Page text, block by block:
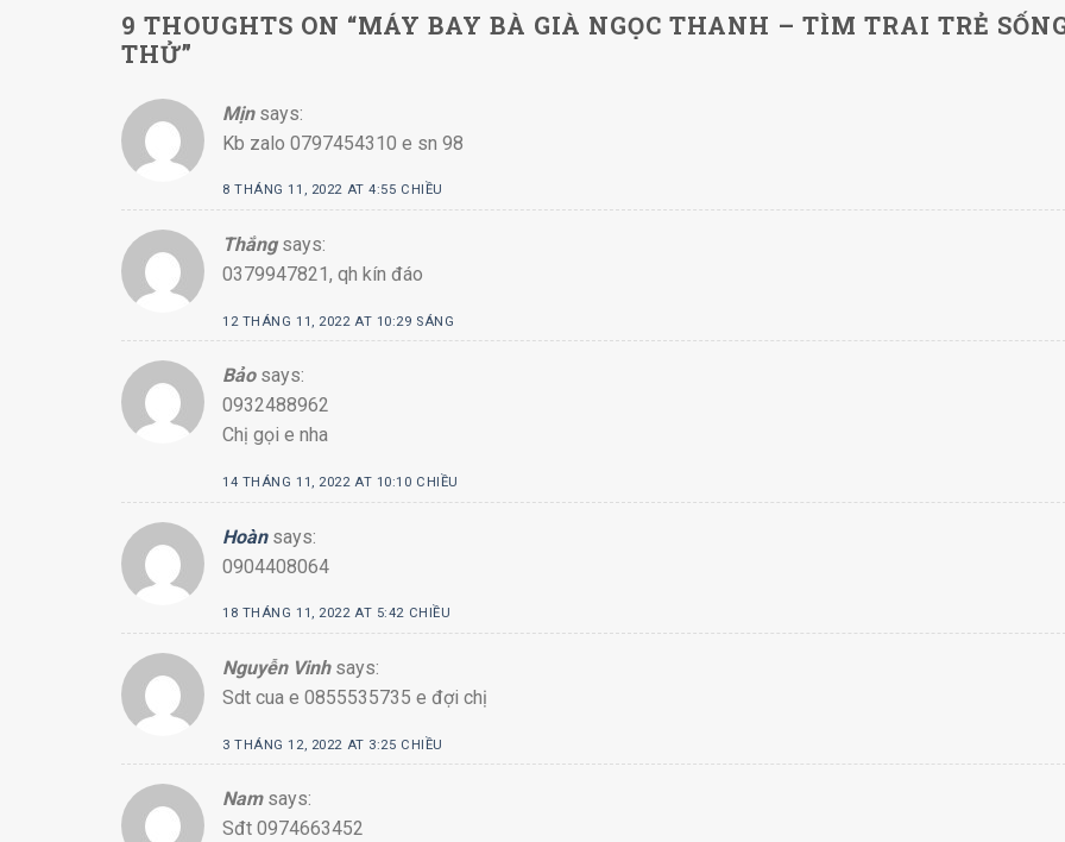
9 THOUGHTS ON “MÁY BAY BÀ GIÀ NGỌC THANH – TÌM TRAI TRẺ
THỬ”
Mịn says:
Kb zalo 0797454310 e sn 98
8 THÁNG 11, 2022 AT 4:55 CHIỀU
Thắng says:
0379947821, qh kín đáo
12 THÁNG 11, 2022 AT 10:29 SÁNG
Bảo says:
0932488962
Chị gọi e nha
14 THÁNG 11, 2022 AT 10:10 CHIỀU
Hoàn says:
0904408064
18 THÁNG 11, 2022 AT 5:42 CHIỀU
Nguyễn Vinh says:
Sdt cua e 0855535735 e đợi chị
3 THÁNG 12, 2022 AT 3:25 CHIỀU
Nam says:
Sđt 0974663452